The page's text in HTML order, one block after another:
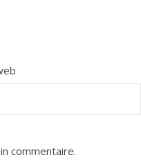
commentaire.